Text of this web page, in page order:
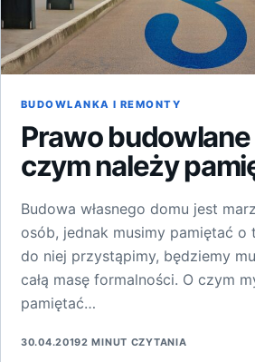
BUDOWLANKA I REMONTY
Prawo budowlane
czym należy
Budowa własnego domu jest
osób, jednak musimy pamiętać o
do niej przystąpimy, będziemy
całą masę formalności. O czym
pamiętać…
30.04.20192 MINUT CZYTANIA